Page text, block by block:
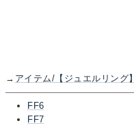
→ アイテム/【ジュエルリング】
FF6
FF7